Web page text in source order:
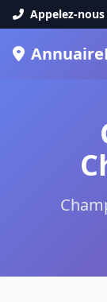
Appelez-nous